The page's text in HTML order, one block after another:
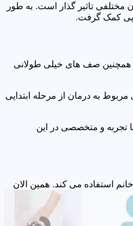
مختلفی تاثیر گذار است. به طور
کمک گرفت.
همچنین صف های خیلی طولانی
به درمان از مرحله ابتدایی
تجربه و متخصصی در این
استفاده می کند. همین الان